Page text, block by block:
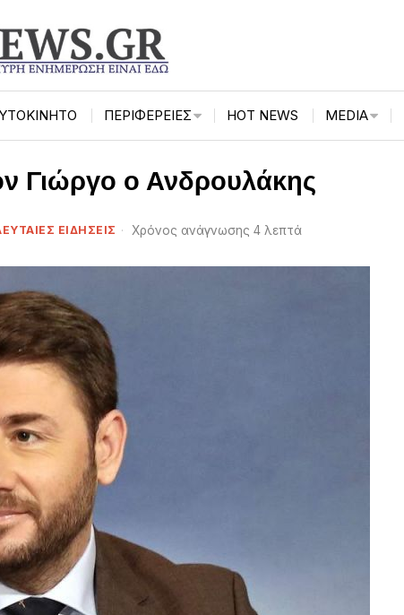
ΠΕΡΙΦΈΡΕΙΕΣ HOT NEWS MEDIA
Γιώργο ο Ανδρουλάκης
ΕΙΔΗΣΕΙΣ Χρόνος ανάγνωσης 4 λεπτά